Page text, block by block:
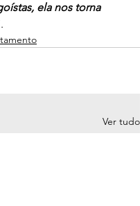
ela nos torna
Ver tudo